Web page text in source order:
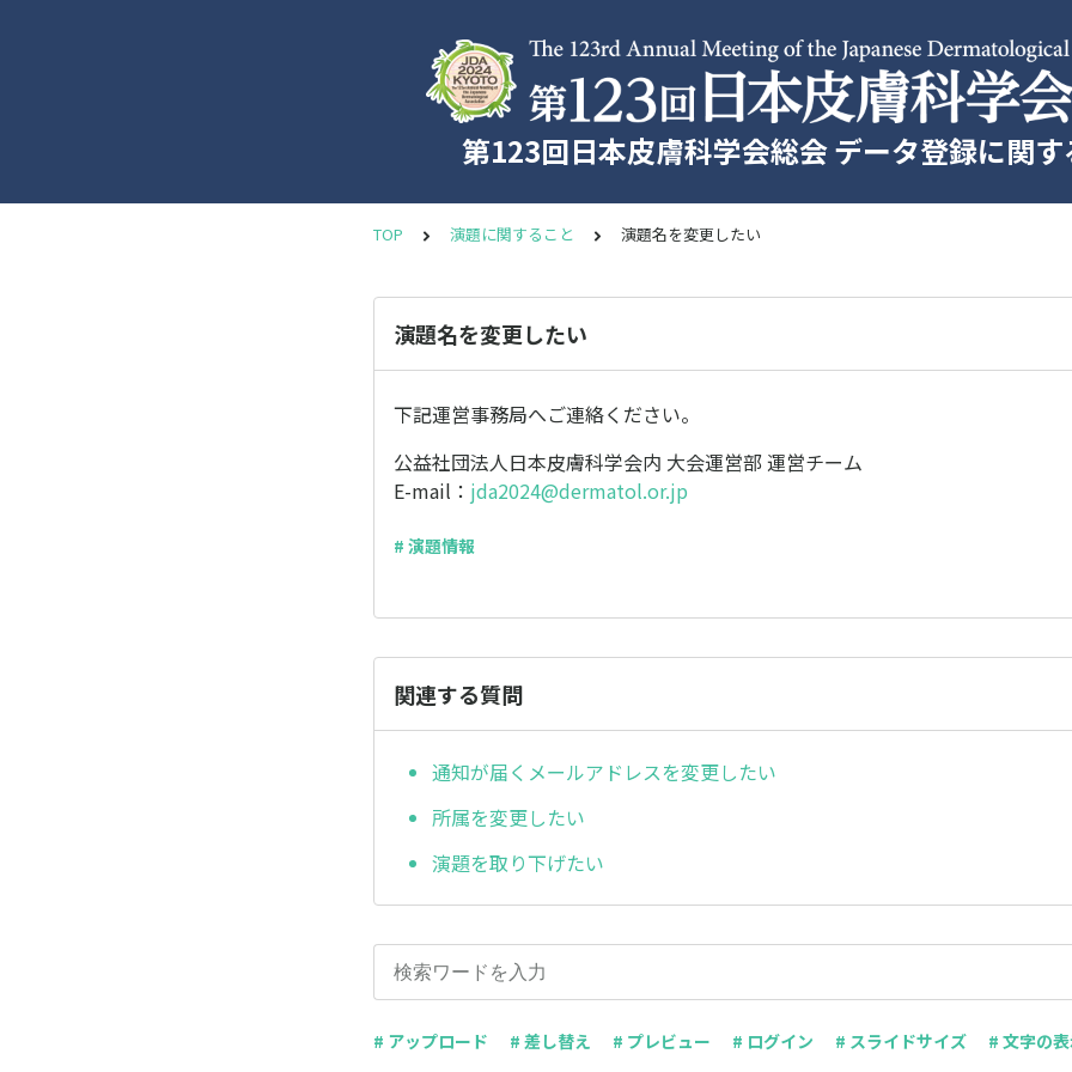
第123回日本皮膚科学会総会 データ登録に関す
TOP 演題に関すること 演題名を変更したい
演題名を変更したい
下記運営事務局へご連絡ください。
公益社団法人日本皮膚科学会内 大会運営部 運営チーム
E-mail： jda2024@dermatol.or.jp
# 演題情報
関連する質問
通知が届くメールアドレスを変更したい
所属を変更したい
演題を取り下げたい
# アップロード # 差し替え # プレビュー # ログイン # スライドサイズ # 文字の